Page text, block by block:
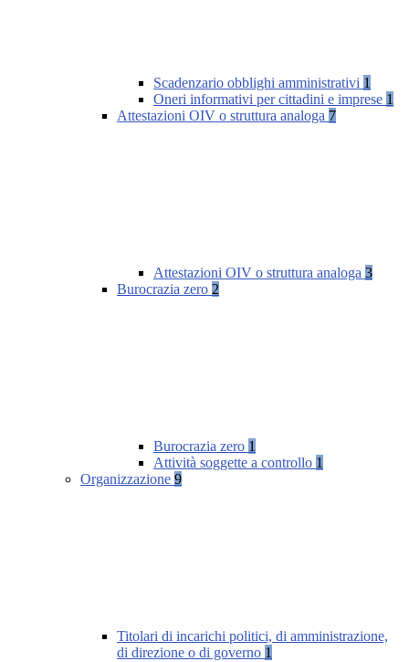
Scadenzario obblighi amministrativi 1
Oneri informativi per cittadini e imprese 1
Attestazioni OIV o struttura analoga 7
Attestazioni OIV o struttura analoga 3
Burocrazia zero 2
Burocrazia zero 1
Attività soggette a controllo 1
Organizzazione 9
Titolari di incarichi politici, di amministrazione,
di direzione o di governo 1